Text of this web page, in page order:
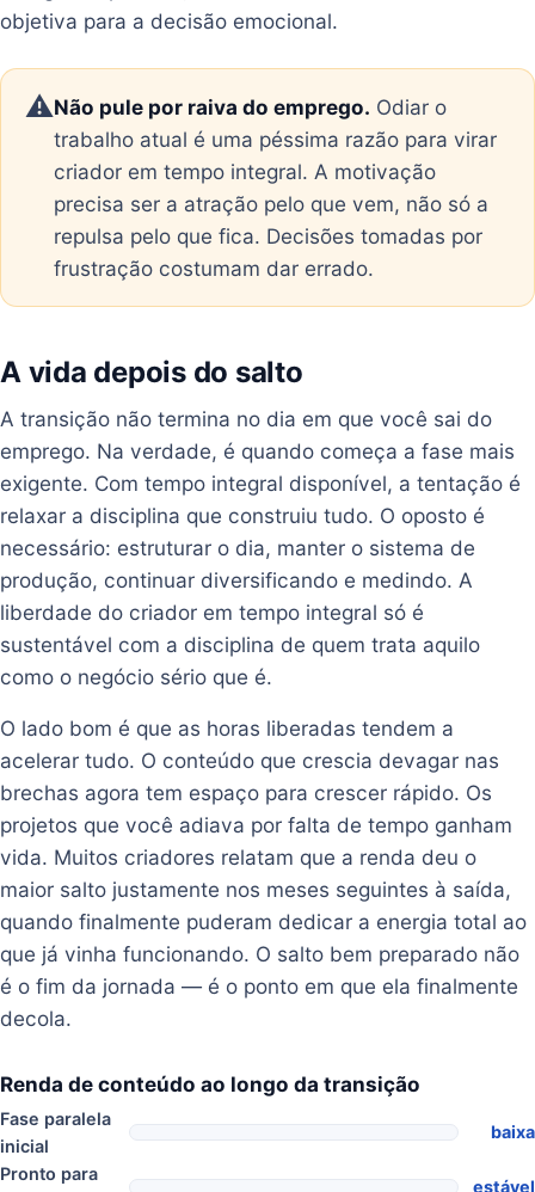
objetiva para a decisão emocional.
⚠️Não pule por raiva do emprego. Odiar o
trabalho atual é uma péssima razão para virar
criador em tempo integral. A motivação
precisa ser a atração pelo que vem, não só a
repulsa pelo que fica. Decisões tomadas por
frustração costumam dar errado.
A vida depois do salto
A transição não termina no dia em que você sai do
emprego. Na verdade, é quando começa a fase mais
exigente. Com tempo integral disponível, a tentação é
relaxar a disciplina que construiu tudo. O oposto é
necessário: estruturar o dia, manter o sistema de
produção, continuar diversificando e medindo. A
liberdade do criador em tempo integral só é
sustentável com a disciplina de quem trata aquilo
como o negócio sério que é.
O lado bom é que as horas liberadas tendem a
acelerar tudo. O conteúdo que crescia devagar nas
brechas agora tem espaço para crescer rápido. Os
projetos que você adiava por falta de tempo ganham
vida. Muitos criadores relatam que a renda deu o
maior salto justamente nos meses seguintes à saída,
quando finalmente puderam dedicar a energia total ao
que já vinha funcionando. O salto bem preparado não
é o fim da jornada — é o ponto em que ela finalmente
decola.
Renda de conteúdo ao longo da transição
Fase paralela
inicial
baixa
Pronto para
estável